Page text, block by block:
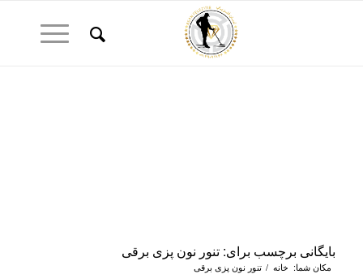
بایگانی برچسب برای: تنور نون پزی برقی
مکان شما: خانه / تنور نون پزی برقی